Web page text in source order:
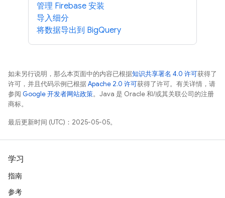
管理 Firebase 安装
导入细分
将数据导出到 BigQuery
如未另行说明，那么本页面中的内容已根据知识共享署名 4.0 许可获得了
许可，并且代码示例已根据Apache 2.0 许可获得了许可。有关详情，请
参阅 Google 开发者网站政策。Java 是 Oracle 和/或其关联公司的注册
商标。
最后更新时间 (UTC)：2025-05-05。
学习
指南
参考